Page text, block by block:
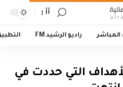
أأ
المباشر راديو الرشيد FM
التي حددت في